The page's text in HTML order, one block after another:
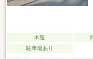
木造
駐車場あり